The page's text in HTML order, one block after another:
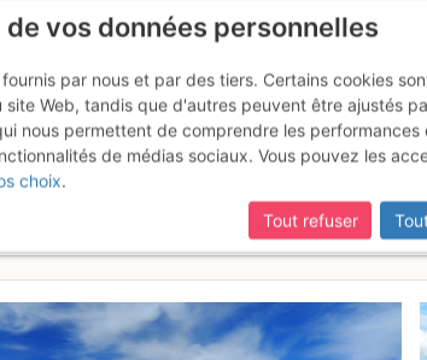
Couloir et Genty :
vos données personnelles
par nous et par des tiers. Certains cookies
Web, tandis que d'autres peuvent être ajustés
nous permettent de comprendre les performances
de médias sociaux. Vous pouvez les
choix.
Tout refuser